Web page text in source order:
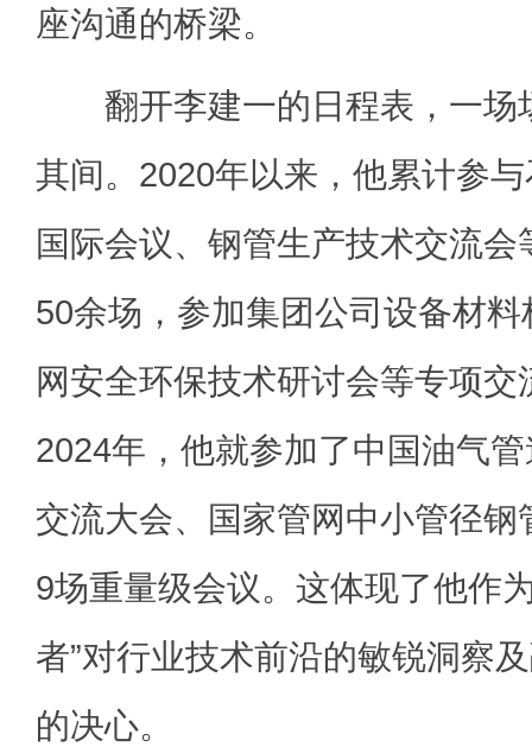
座沟通的桥梁。
翻开李建一的日程表，一场
其间。2020年以来，他累计参
国际会议、钢管生产技术交流
50余场，参加集团公司设备材
网安全环保技术研讨会等专项
2024年，他就参加了中国油气
交流大会、国家管网中小管径
9场重量级会议。这体现了他作
者”对行业技术前沿的敏锐洞察
的决心。